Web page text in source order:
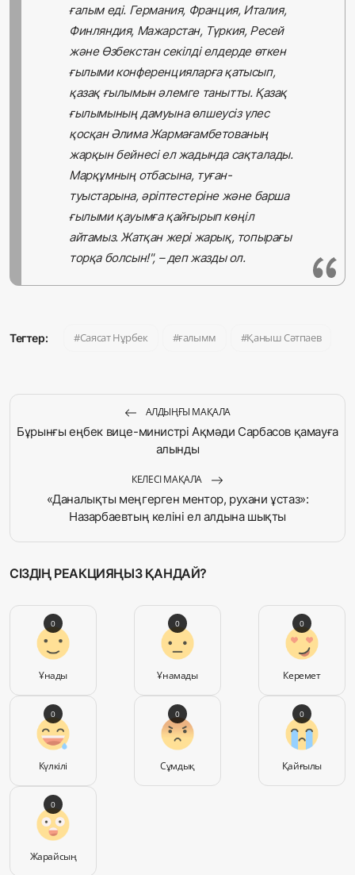
ғалым еді. Германия, Франция, Италия,
Финляндия, Мажарстан, Түркия, Ресей
және Өзбекстан секілді елдерде өткен
ғылыми конференцияларға қатысып,
қазақ ғылымын әлемге танытты. Қазақ
ғылымының дамуына өлшеусіз үлес
қосқан Әлима Жармағамбетованың
жарқын бейнесі ел жадында сақталады.
Марқұмның отбасына, туған-
туыстарына, әріптестеріне және барша
ғылыми қауымға қайғырып көңіл
айтамыз. Жатқан жері жарық, топырағы
торқа болсын!", – деп жазды ол.
Тегтер: Саясат Нұрбек ғалымм Қаныш Сәтпаев
АЛДЫҢҒЫ МАҚАЛА
Бұрынғы еңбек вице-министрі Ақмәди Сарбасов қамауға
алынды
КЕЛЕСІ МАҚАЛА
«Даналықты меңгерген ментор, рухани ұстаз»:
Назарбаевтың келіні ел алдына шықты
СІЗДІҢ РЕАКЦИЯҢЫЗ ҚАНДАЙ?
Ұнады
0
Ұнамады
0
Керемет
0
Күлкілі
0
Сұмдық
0
Қайғылы
0
Жарайсың
0